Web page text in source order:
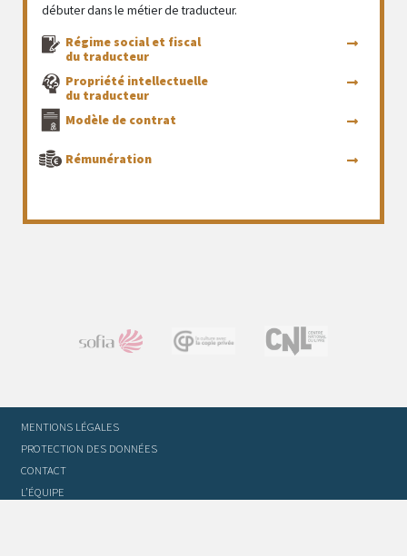
débuter dans le métier de traducteur.
Régime social et fiscal
du traducteur
Propriété intellectuelle
du traducteur
Modèle de contrat
Rémunération
MENTIONS LÉGALES
PROTECTION DES DONNÉES
CONTACT
L’ÉQUIPE